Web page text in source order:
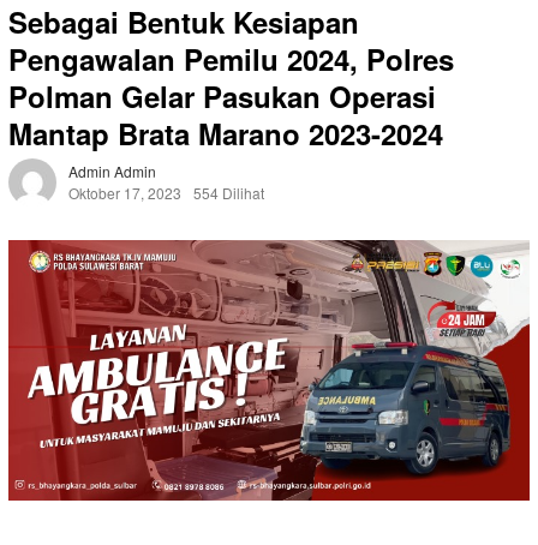
Sebagai Bentuk Kesiapan
Pengawalan Pemilu 2024, Polres
Polman Gelar Pasukan Operasi
Mantap Brata Marano 2023-2024
Admin Admin
Oktober 17, 2023
554 Dilihat